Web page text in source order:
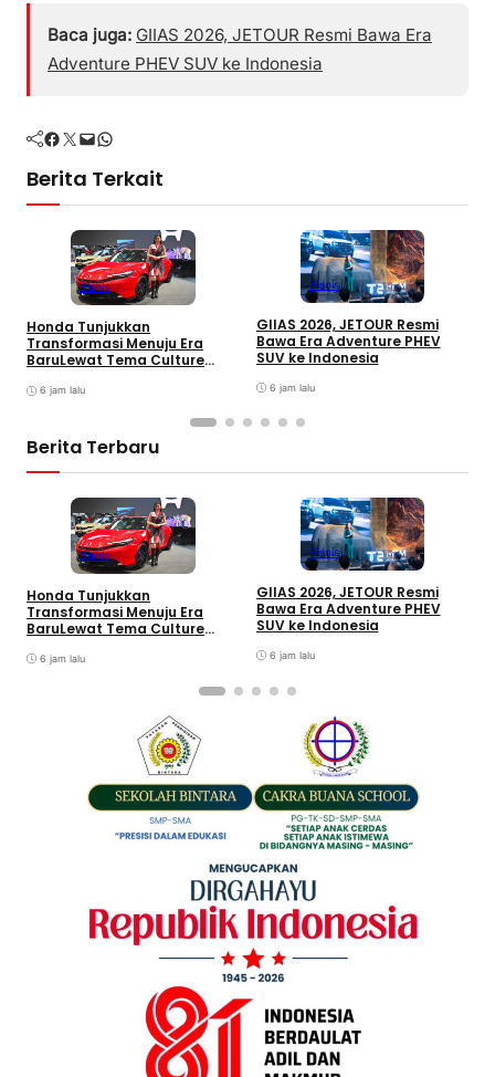
Baca juga: GIIAS 2026, JETOUR Resmi Bawa Era
Adventure PHEV SUV ke Indonesia
Facebook Twitter Mail WhatsApp
Berita Terkait
Bisnis
Honda Tunjukkan
Transformasi Menuju Era
BaruLewat Tema Culture
6 jam lalu
Bisnis
GIIAS 2026, JETOUR Resmi
Bawa Era Adventure PHEV
SUV ke Indonesia
6 jam lalu
Berita Terbaru
Bisnis
Honda Tunjukkan
Transformasi Menuju Era
BaruLewat Tema Culture
6 jam lalu
Bisnis
GIIAS 2026, JETOUR Resmi
Bawa Era Adventure PHEV
SUV ke Indonesia
6 jam lalu